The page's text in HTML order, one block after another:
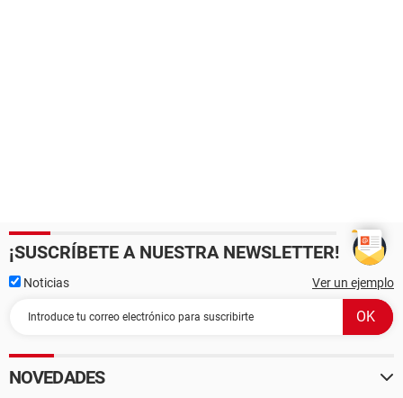
¡SUSCRÍBETE A NUESTRA NEWSLETTER!
Noticias Ver un ejemplo
NOVEDADES